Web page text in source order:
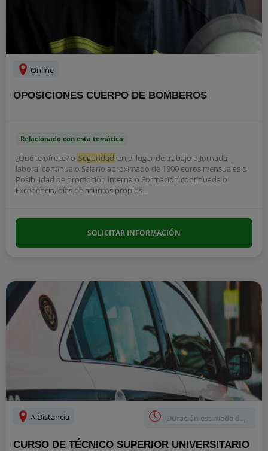
Online
OPOSICIONES CUERPO DE BOMBEROS
Relacionado con esta temática
¿Qué te ofrece? o Seguridad en el lugar de trabajo o Jornada
laboral continua o Salario aproximado de 1800 euros mensuales o
Posibilidad de promoción interna o Formación continuada o
Excedencia, días de asuntos propios...
SOLICITAR INFORMACIÓN
A Distancia Duración estimada d...
CURSO DE TÉCNICO SUPERIOR UNIVERSITARIO